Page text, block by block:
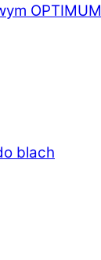
OPTIMUM
blach